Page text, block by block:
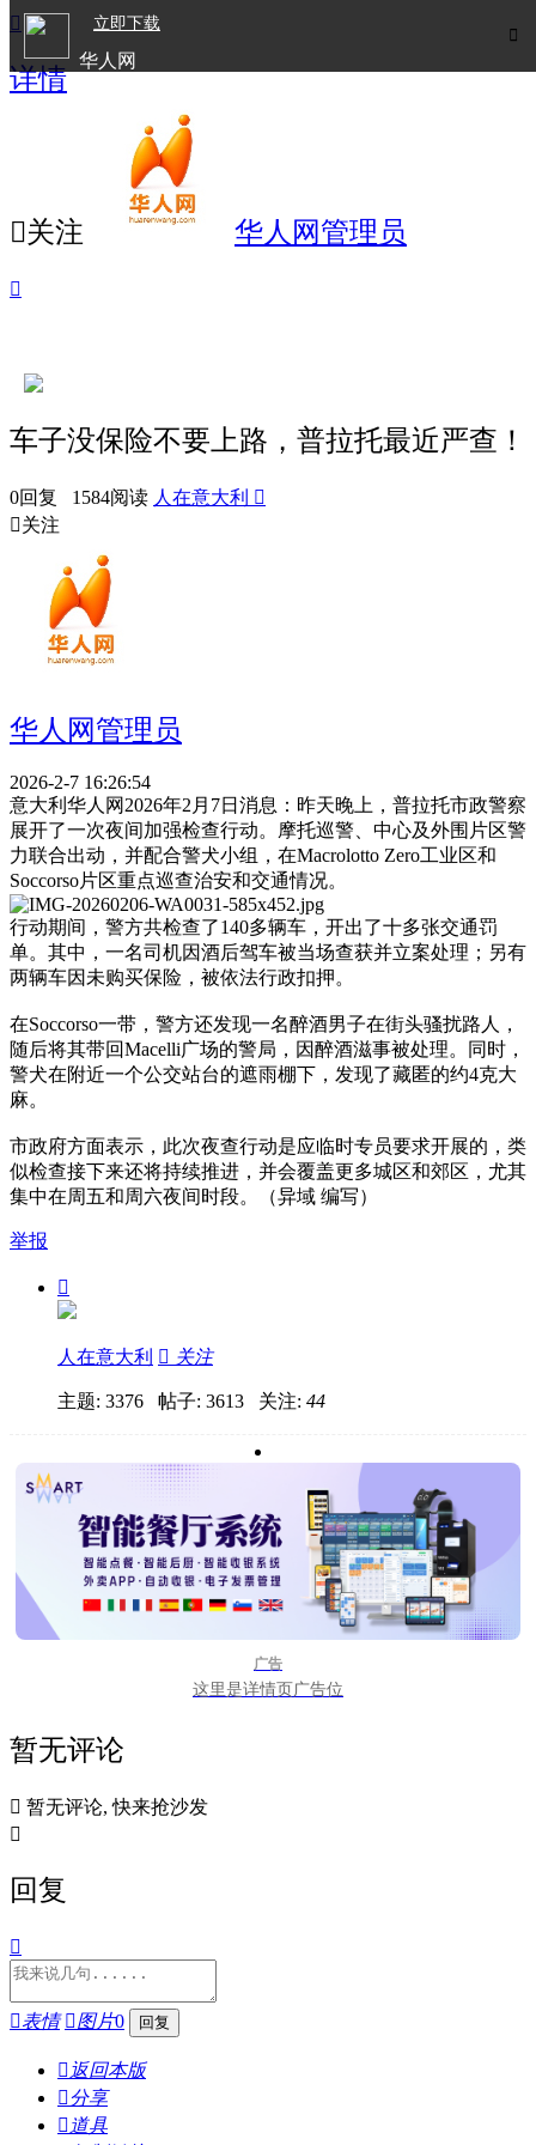

立即下载
华人网

详情
关注 华人网管理员

车子没保险不要上路，普拉托最近严查！
0回复 1584阅读 人在意大利 
关注
华人网管理员
2026-2-7 16:26:54
意大利华人网2026年2月7日消息：昨天晚上，普拉托市政警察
展开了一次夜间加强检查行动。摩托巡警、中心及外围片区警
力联合出动，并配合警犬小组，在Macrolotto Zero工业区和
Soccorso片区重点巡查治安和交通情况。
行动期间，警方共检查了140多辆车，开出了十多张交通罚
单。其中，一名司机因酒后驾车被当场查获并立案处理；另有
两辆车因未购买保险，被依法行政扣押。
在Soccorso一带，警方还发现一名醉酒男子在街头骚扰路人，
随后将其带回Macelli广场的警局，因醉酒滋事被处理。同时，
警犬在附近一个公交站台的遮雨棚下，发现了藏匿的约4克大
麻。
市政府方面表示，此次夜查行动是应临时专员要求开展的，类
似检查接下来还将持续推进，并会覆盖更多城区和郊区，尤其
集中在周五和周六夜间时段。（异域 编写）
举报

人在意大利  关注
主题: 3376 帖子: 3613 关注: 44
广告
这里是详情页广告位
暂无评论
 暂无评论, 快来抢沙发

回复

表情 图片0
 返回本版
分享
 道具